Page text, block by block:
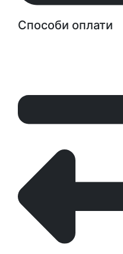
Способи оплати